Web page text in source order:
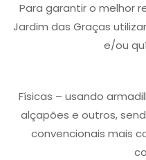
Para garantir o melhor
Jardim das Graças
e/ou
Físicas – usando
alçapões e outros,
convencionais mais